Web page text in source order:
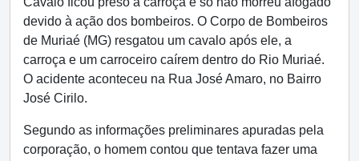
devido à ação dos bombeiros. O Corpo de Bombeiros
de Muriaé (MG) resgatou um cavalo após ele, a
carroça e um carroceiro caírem dentro do Rio Muriaé.
O acidente aconteceu na Rua José Amaro, no Bairro
José Cirilo.
Segundo as informações preliminares apuradas pela
corporação, o homem contou que tentava fazer uma